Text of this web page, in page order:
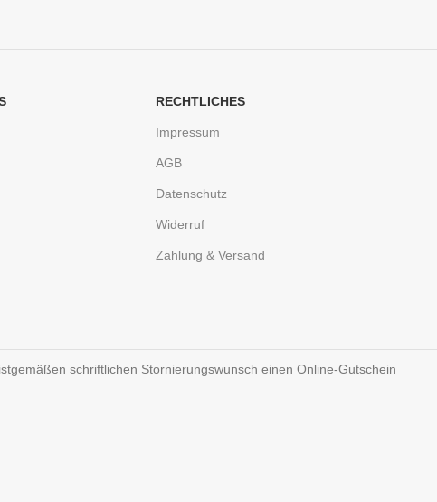
RECHTLICHES
Impressum
AGB
Datenschutz
Widerruf
Zahlung & Versand
schriftlichen Stornierungswunsch einen Online-Gutschein